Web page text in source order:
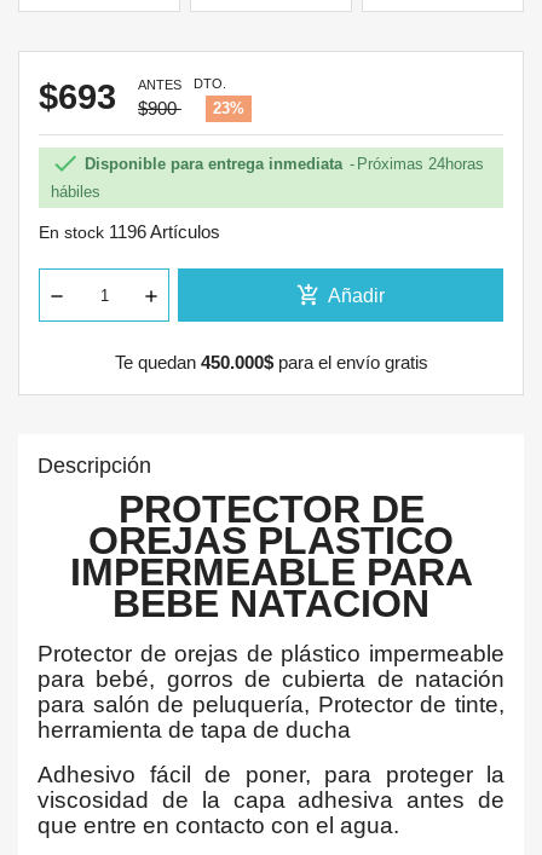
$693 ANTES
$900
DTO.
23%
 Disponible para entrega inmediata
Próximas 24horas
hábiles
En stock 1196 Artículos
add_shopping_cart Añadir
Te quedan 450.000$para el envío gratis
Descripción
PROTECTOR DE
OREJAS PLASTICO
IMPERMEABLE PARA
BEBE NATACION
Protector de orejas de plástico impermeable
para bebé, gorros de cubierta de natación
para salón de peluquería, Protector de tinte,
herramienta de tapa de ducha
Adhesivo fácil de poner, para proteger la
viscosidad de la capa adhesiva antes de
que entre en contacto con el agua.